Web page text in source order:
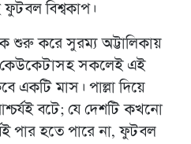
ফুটবল বিশ্বকাপ।
শুরু করে সুরম্য অট্টালিকায়
কেউকেটাসহ সকলেই এই
একটি মাস। পাল্লা দিয়ে
বটে; যে দেশটি কখনো
পার হতে পারে না, ফুটবল